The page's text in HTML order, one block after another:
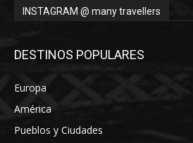
INSTAGRAM @ many travellers
DESTINOS POPULARES
Europa
América
Pueblos y Ciudades